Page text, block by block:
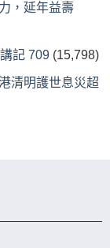
，延年益壽
記 709 (15,798)
清明護世息災超